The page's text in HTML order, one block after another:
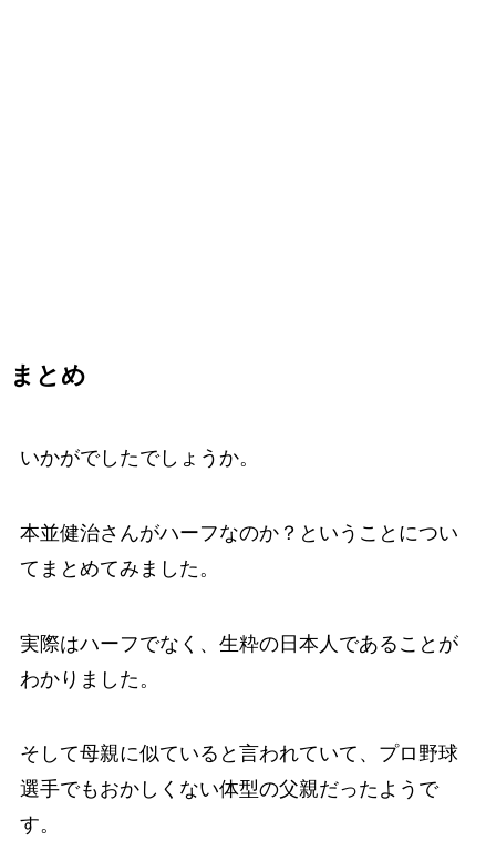
まとめ
いかがでしたでしょうか。
本並健治さんがハーフなのか？ということについ
てまとめてみました。
実際はハーフでなく、生粋の日本人であることが
わかりました。
そして母親に似ていると言われていて、プロ野球
選手でもおかしくない体型の父親だったようで
す。